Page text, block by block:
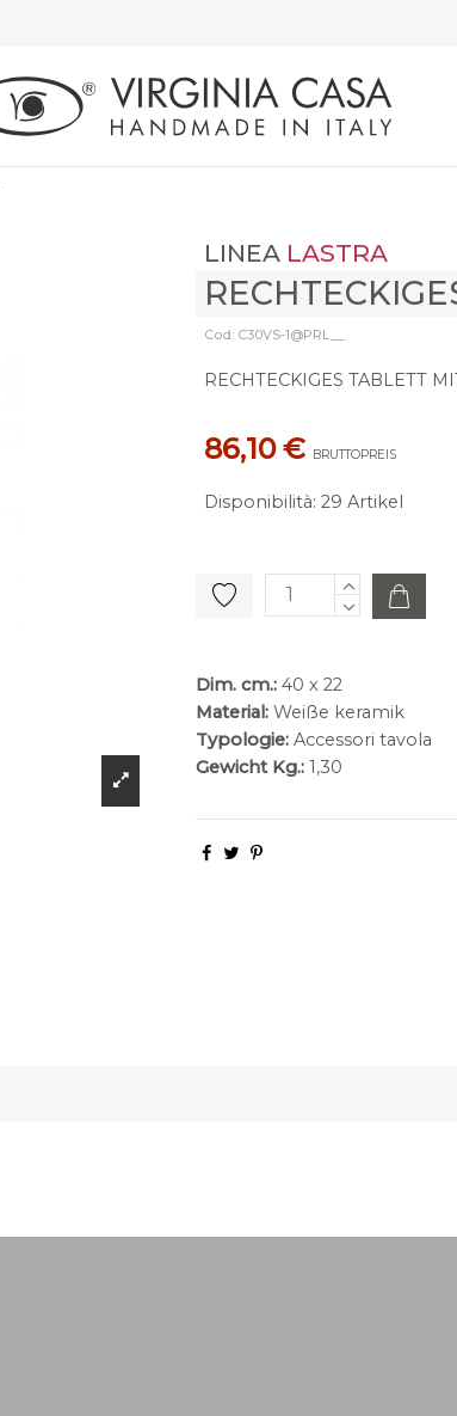
LINEA LASTRA
Cod: C30VS-1@PRL__
RECHTECKIGES TABLETT
86,10 € BRUTTOPREIS
Disponibilità: 29 Artikel
Dim. cm.: 40 x 22
Material: Weiße keramik
Typologie: Accessori tavola
Gewicht Kg.: 1,30